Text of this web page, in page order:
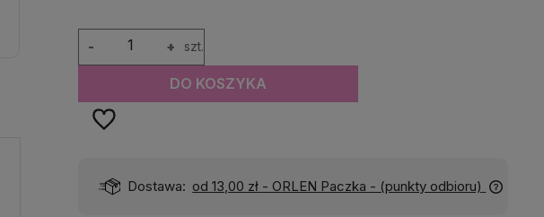
+
- szt.
DO KOSZYKA
Dostawa: od 13,00 zł - ORLEN Paczka - (punkty odbioru)